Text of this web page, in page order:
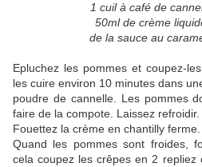
1 cuil à café de
50ml de crème
de la sauce au
Epluchez les pommes et coupez-
les cuire environ 10 minutes dans
poudre de cannelle. Les pommes
faire de la compote. Laissez refroidir.
Fouettez la crème en chantilly ferme.
Quand les pommes sont froides,
cela coupez les crêpes en 2 repliez